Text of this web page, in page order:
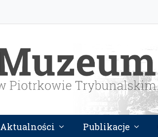
Aktualności Publikacje